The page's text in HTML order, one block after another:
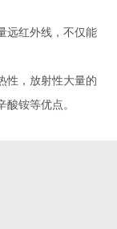
远红外线，不仅能
性，放射性大量的
铵等优点。